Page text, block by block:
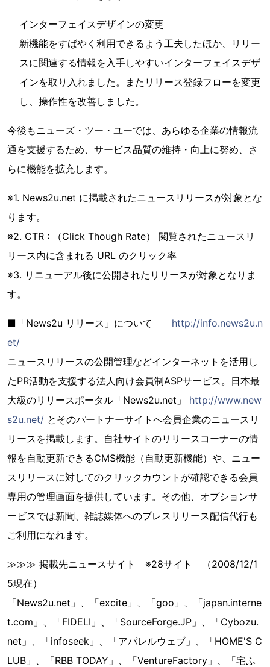
インターフェイスデザインの変更
新機能をすばやく利用できるよう工夫したほか、リリー
スに関連する情報を入手しやすいインターフェイスデザ
インを取り入れました。またリリース登録フローを変更
し、操作性を改善しました。
今後もニューズ・ツー・ユーでは、あらゆる企業の情報流
通を支援するため、サービス品質の維持・向上に努め、さ
らに機能を拡充します。
※1. News2u.net に掲載されたニュースリリースが対象とな
ります。
※2. CTR : （Click Though Rate） 閲覧されたニュースリ
リース内に含まれる URL のクリック率
※3. リニューアル後に公開されたリリースが対象となりま
す。
■「News2u リリース」について http://info.news2u.n
et/
ニュースリリースの公開管理などインターネットを活用し
たPR活動を支援する法人向け会員制ASPサービス。日本最
大級のリリースポータル「News2u.net」 http://www.new
s2u.net/ とそのパートナーサイトへ会員企業のニュースリ
リースを掲載します。自社サイトのリリースコーナーの情
報を自動更新できるCMS機能（自動更新機能）や、ニュー
スリリースに対してのクリックカウントが確認できる会員
専用の管理画面を提供しています。その他、オプションサ
ービスでは新聞、雑誌媒体へのプレスリリース配信代行も
ご利用になれます。
≫≫≫ 掲載先ニュースサイト ※28サイト （2008/12/1
5現在）
「News2u.net」、「excite」、「goo」、「japan.interne
t.com」、「FIDELI」、「SourceForge.JP」、「Cybozu.
net」、「infoseek」、「アパレルウェブ」、「HOME'S C
LUB」、「RBB TODAY」、「VentureFactory」、「宅ふ